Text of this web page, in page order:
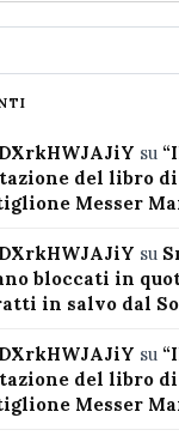
su
del libro
Messer
su
bloccati in
in salvo dal
su
del libro
Messer